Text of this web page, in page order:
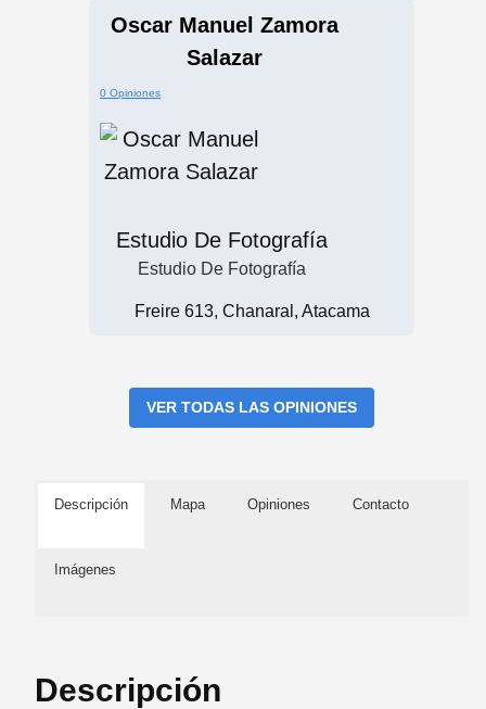
Oscar Manuel Zamora
Salazar
0 Opiniones
Estudio De Fotografía
Estudio De Fotografía
Freire 613, Chanaral, Atacama
VER TODAS LAS OPINIONES
Descripción Mapa Opiniones Contacto
Imágenes
Descripción